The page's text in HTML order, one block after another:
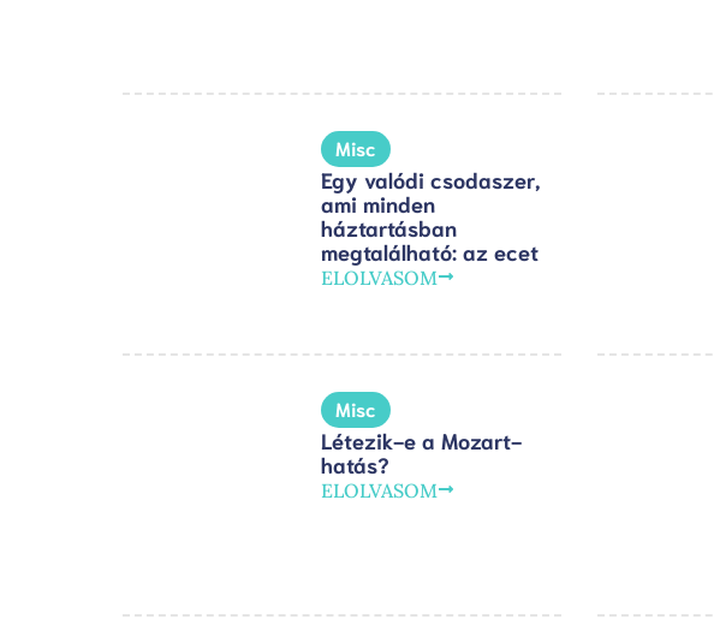
Misc
Egy valódi csodaszer,
ami minden
háztartásban
megtalálható: az ecet
ELOLVASOM
Misc
Létezik-e a Mozart-
hatás?
ELOLVASOM